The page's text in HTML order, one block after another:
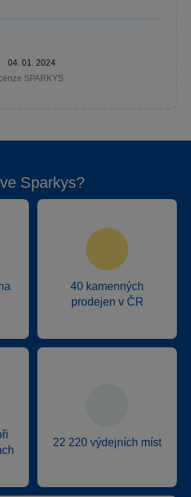
04. 01. 2024
SPARKYS
Sparkys?
40 kamenných
prodejen v ČR
22 220 výdejních míst